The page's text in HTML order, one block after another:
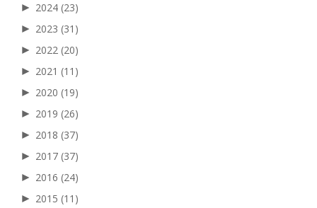
► 2024 (23)
► 2023 (31)
► 2022 (20)
► 2021 (11)
► 2020 (19)
► 2019 (26)
► 2018 (37)
► 2017 (37)
► 2016 (24)
► 2015 (11)